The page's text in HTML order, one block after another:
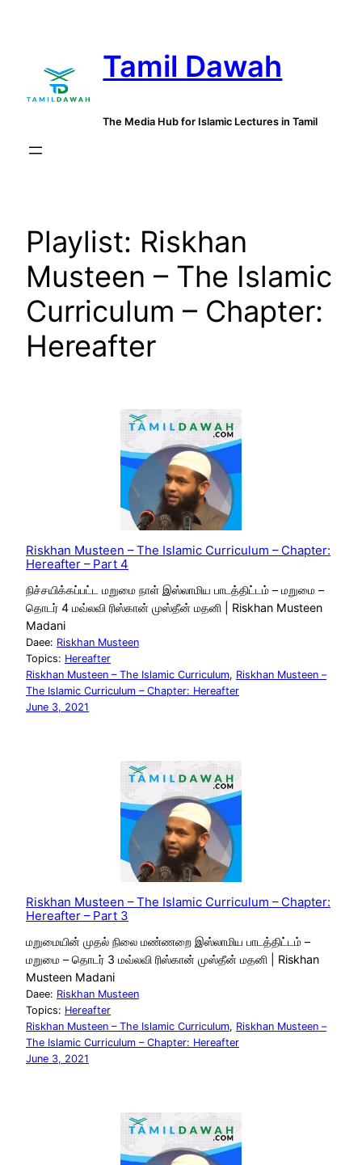
Tamil Dawah
The Media Hub for Islamic Lectures in Tamil
Playlist: Riskhan
Musteen – The Islamic
Curriculum – Chapter:
Hereafter
Riskhan Musteen – The Islamic Curriculum – Chapter:
Hereafter – Part 4
நிச்சயிக்கப்பட்ட மறுமை நாள் இஸ்லாமிய பாடத்திட்டம் – மறுமை –
தொடர் 4 மவ்லவி ரிஸ்கான் முஸ்தீன் மதனி | Riskhan Musteen
Madani
Daee: Riskhan Musteen
Topics: Hereafter
Riskhan Musteen – The Islamic Curriculum, Riskhan Musteen –
The Islamic Curriculum – Chapter: Hereafter
June 3, 2021
Riskhan Musteen – The Islamic Curriculum – Chapter:
Hereafter – Part 3
மறுமையின் முதல் நிலை மண்ணறை இஸ்லாமிய பாடத்திட்டம் –
மறுமை – தொடர் 3 மவ்லவி ரிஸ்கான் முஸ்தீன் மதனி | Riskhan
Musteen Madani
Daee: Riskhan Musteen
Topics: Hereafter
Riskhan Musteen – The Islamic Curriculum, Riskhan Musteen –
The Islamic Curriculum – Chapter: Hereafter
June 3, 2021